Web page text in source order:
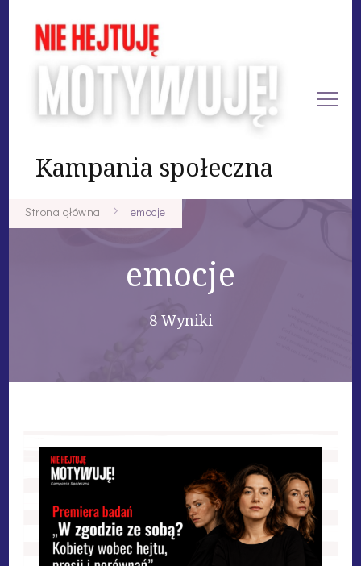
Kampania społeczna
Strona główna emocje
emocje
8 Wyniki